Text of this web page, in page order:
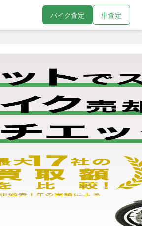
バイク査定 車査定